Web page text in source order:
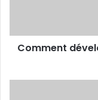
Comment